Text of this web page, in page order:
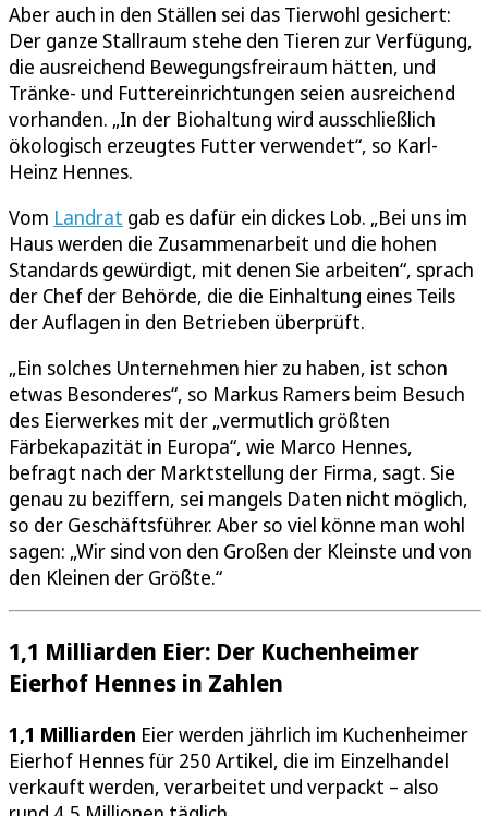
Aber auch in den Ställen sei das Tierwohl gesichert:
Der ganze Stallraum stehe den Tieren zur Verfügung,
die ausreichend Bewegungsfreiraum hätten, und
Tränke- und Futtereinrichtungen seien ausreichend
vorhanden. „In der Biohaltung wird ausschließlich
ökologisch erzeugtes Futter verwendet“, so Karl-
Heinz Hennes.
Vom Landrat gab es dafür ein dickes Lob. „Bei uns im
Haus werden die Zusammenarbeit und die hohen
Standards gewürdigt, mit denen Sie arbeiten“, sprach
der Chef der Behörde, die die Einhaltung eines Teils
der Auflagen in den Betrieben überprüft.
„Ein solches Unternehmen hier zu haben, ist schon
etwas Besonderes“, so Markus Ramers beim Besuch
des Eierwerkes mit der „vermutlich größten
Färbekapazität in Europa“, wie Marco Hennes,
befragt nach der Marktstellung der Firma, sagt. Sie
genau zu beziffern, sei mangels Daten nicht möglich,
so der Geschäftsführer. Aber so viel könne man wohl
sagen: „Wir sind von den Großen der Kleinste und von
den Kleinen der Größte.“
1,1 Milliarden Eier: Der Kuchenheimer
Eierhof Hennes in Zahlen
1,1 Milliarden Eier werden jährlich im Kuchenheimer
Eierhof Hennes für 250 Artikel, die im Einzelhandel
verkauft werden, verarbeitet und verpackt – also